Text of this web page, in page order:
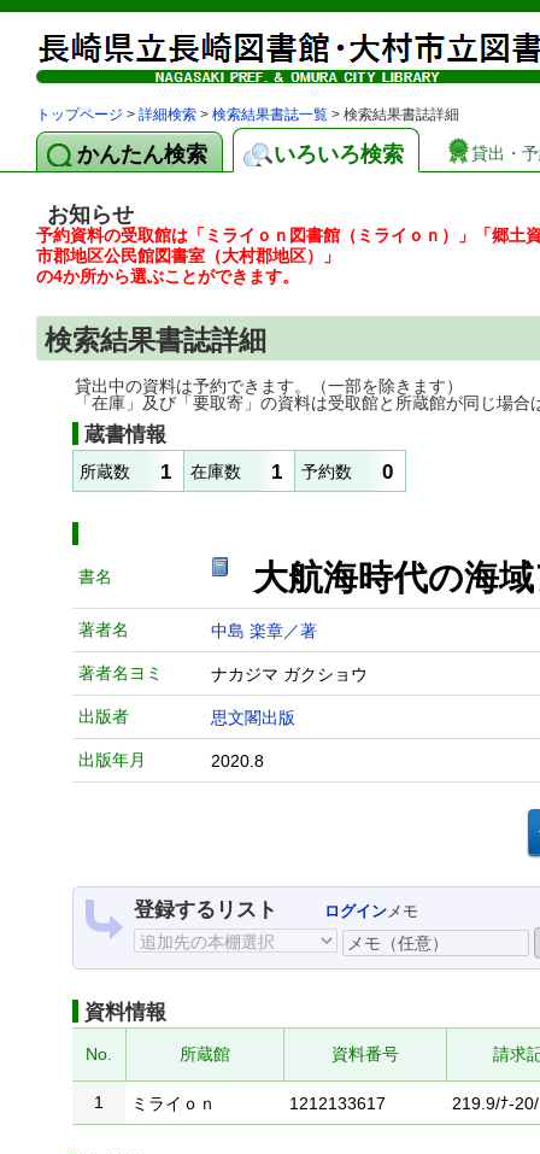
トップページ > 詳細検索 > 検索結果書誌一覧 > 検索結果書誌詳細
かんたん検索 いろいろ検索 貸出・
お知らせ
予約資料の受取館は「ミライｏｎ図書館（ミライｏｎ）」「郷
市郡地区公民館図書室（大村郡地区）」
の4か所から選ぶことができます。
検索結果書誌詳細
貸出中の資料は予約できます。（一部を除きます）
「在庫」及び「要取寄」の資料は受取館と所蔵館が同じ場合
蔵書情報
所蔵数 1 在庫数 1 予約数 0
書名 大航海時代の海
著者名 中島 楽章／著
著者名ヨミ ナカジマ ガクショウ
出版者 思文閣出版
出版年月 2020.8
登録するリスト ログインメモ
資料情報
No. 所蔵館 資料番号 請求
1 ミライｏｎ 1212133617 219.9/ﾅ-20/